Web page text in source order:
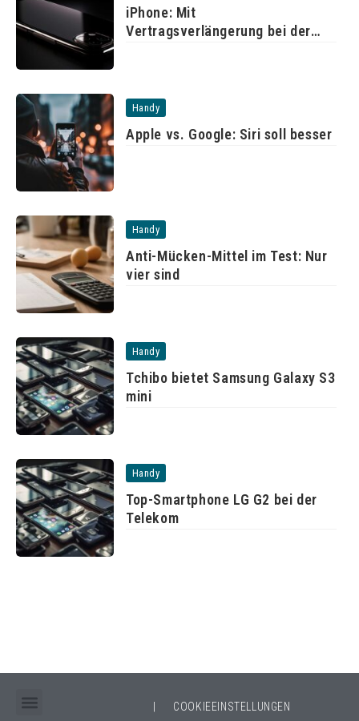
iPhone: Mit
Vertragsverlängerung bei der
Handy
Apple vs. Google: Siri soll besser
Handy
Anti-Mücken-Mittel im Test: Nur
vier sind
Handy
Tchibo bietet Samsung Galaxy S3
mini
Handy
Top-Smartphone LG G2 bei der
Telekom
COOKIEEINSTELLUNGEN